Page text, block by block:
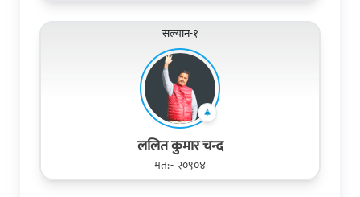
सल्यान-१
ललित कुमार चन्द
मत:- २०९०४